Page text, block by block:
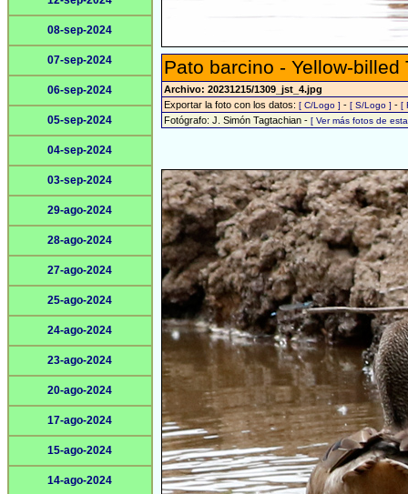
08-sep-2024
07-sep-2024
06-sep-2024
05-sep-2024
04-sep-2024
03-sep-2024
29-ago-2024
28-ago-2024
27-ago-2024
25-ago-2024
24-ago-2024
23-ago-2024
20-ago-2024
17-ago-2024
15-ago-2024
14-ago-2024
Pato barcino - Yellow-
Archivo: 20231215/1309_jst_4.jpg
Exportar la foto con los datos: [ C/Logo ] - [ S/Logo ] - [
Fotógrafo: J. Simón Tagtachian - [ Ver más fotos de